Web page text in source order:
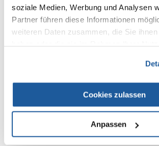
soziale Medien, Werbung und Analysen
Partner führen diese Informationen
weiteren Daten zusammen, die Sie
Cookies zulassen
Anpassen
Die speziell auf die Bedürfnisse von Labrador
EUKANUBA Rezeptur (die sich ebenso gut für Curly
und Chesapeake Bay Retriever eignet) verhilft
% vollwertige und ausgewogene Ernährung. Sie
Glucosamin und Chondroitinsulfat angereichert.
Futter mit Omega-6- und Omega-3-Fettsäuren